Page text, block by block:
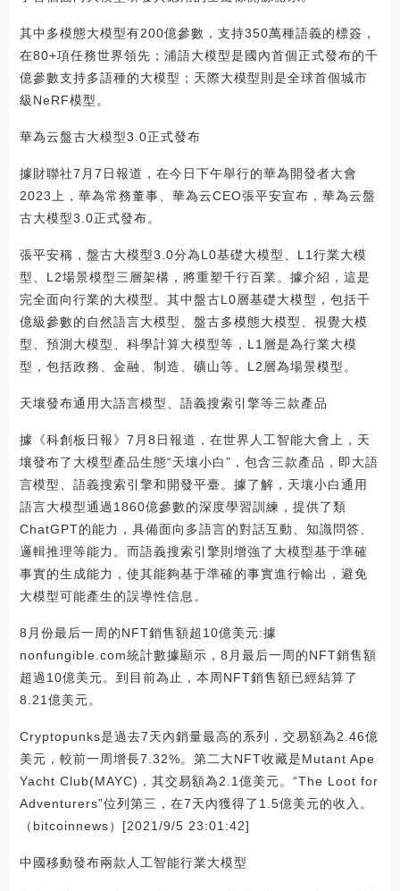
其中多模態大模型有200億參數，支持350萬種語義的標簽，
在80+項任務世界領先；浦語大模型是國內首個正式發布的千
億參數支持多語種的大模型；天際大模型則是全球首個城市
級NeRF模型。
華為云盤古大模型3.0正式發布
據財聯社7月7日報道，在今日下午舉行的華為開發者大會
2023上，華為常務董事、華為云CEO張平安宣布，華為云盤
古大模型3.0正式發布。
張平安稱，盤古大模型3.0分為L0基礎大模型、L1行業大模
型、L2場景模型三層架構，將重塑千行百業。據介紹，這是
完全面向行業的大模型。其中盤古L0層基礎大模型，包括千
億級參數的自然語言大模型、盤古多模態大模型、視覺大模
型、預測大模型、科學計算大模型等，L1層是為行業大模
型，包括政務、金融、制造、礦山等。L2層為場景模型。
天壤發布通用大語言模型、語義搜索引擎等三款產品
據《科創板日報》7月8日報道，在世界人工智能大會上，天
壤發布了大模型產品生態“天壤小白”，包含三款產品，即大語
言模型、語義搜索引擎和開發平臺。據了解，天壤小白通用
語言大模型通過1860億參數的深度學習訓練，提供了類
ChatGPT的能力，具備面向多語言的對話互動、知識問答、
邏輯推理等能力。而語義搜索引擎則增強了大模型基于準確
事實的生成能力，使其能夠基于準確的事實進行輸出，避免
大模型可能產生的誤導性信息。
8月份最后一周的NFT銷售額超10億美元:據
nonfungible.com統計數據顯示，8月最后一周的NFT銷售額
超過10億美元。到目前為止，本周NFT銷售額已經結算了
8.21億美元。
Cryptopunks是過去7天內銷量最高的系列，交易額為2.46億
美元，較前一周增長7.32%。第二大NFT收藏是Mutant Ape
Yacht Club(MAYC)，其交易額為2.1億美元。“The Loot for
Adventurers”位列第三，在7天內獲得了1.5億美元的收入。
（bitcoinnews）[2021/9/5 23:01:42]
中國移動發布兩款人工智能行業大模型